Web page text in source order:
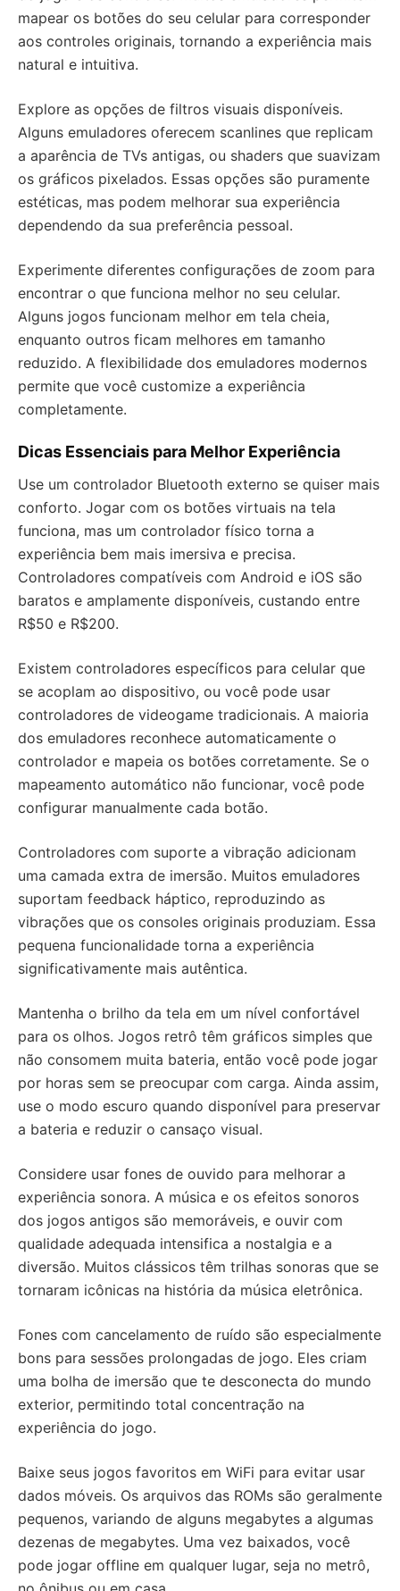
mapear os botões do seu celular para corresponder
aos controles originais, tornando a experiência mais
natural e intuitiva.
Explore as opções de filtros visuais disponíveis.
Alguns emuladores oferecem scanlines que replicam
a aparência de TVs antigas, ou shaders que suavizam
os gráficos pixelados. Essas opções são puramente
estéticas, mas podem melhorar sua experiência
dependendo da sua preferência pessoal.
Experimente diferentes configurações de zoom para
encontrar o que funciona melhor no seu celular.
Alguns jogos funcionam melhor em tela cheia,
enquanto outros ficam melhores em tamanho
reduzido. A flexibilidade dos emuladores modernos
permite que você customize a experiência
completamente.
Dicas Essenciais para Melhor Experiência
Use um controlador Bluetooth externo se quiser mais
conforto. Jogar com os botões virtuais na tela
funciona, mas um controlador físico torna a
experiência bem mais imersiva e precisa.
Controladores compatíveis com Android e iOS são
baratos e amplamente disponíveis, custando entre
R$50 e R$200.
Existem controladores específicos para celular que
se acoplam ao dispositivo, ou você pode usar
controladores de videogame tradicionais. A maioria
dos emuladores reconhece automaticamente o
controlador e mapeia os botões corretamente. Se o
mapeamento automático não funcionar, você pode
configurar manualmente cada botão.
Controladores com suporte a vibração adicionam
uma camada extra de imersão. Muitos emuladores
suportam feedback háptico, reproduzindo as
vibrações que os consoles originais produziam. Essa
pequena funcionalidade torna a experiência
significativamente mais autêntica.
Mantenha o brilho da tela em um nível confortável
para os olhos. Jogos retrô têm gráficos simples que
não consomem muita bateria, então você pode jogar
por horas sem se preocupar com carga. Ainda assim,
use o modo escuro quando disponível para preservar
a bateria e reduzir o cansaço visual.
Considere usar fones de ouvido para melhorar a
experiência sonora. A música e os efeitos sonoros
dos jogos antigos são memoráveis, e ouvir com
qualidade adequada intensifica a nostalgia e a
diversão. Muitos clássicos têm trilhas sonoras que se
tornaram icônicas na história da música eletrônica.
Fones com cancelamento de ruído são especialmente
bons para sessões prolongadas de jogo. Eles criam
uma bolha de imersão que te desconecta do mundo
exterior, permitindo total concentração na
experiência do jogo.
Baixe seus jogos favoritos em WiFi para evitar usar
dados móveis. Os arquivos das ROMs são geralmente
pequenos, variando de alguns megabytes a algumas
dezenas de megabytes. Uma vez baixados, você
pode jogar offline em qualquer lugar, seja no metrô,